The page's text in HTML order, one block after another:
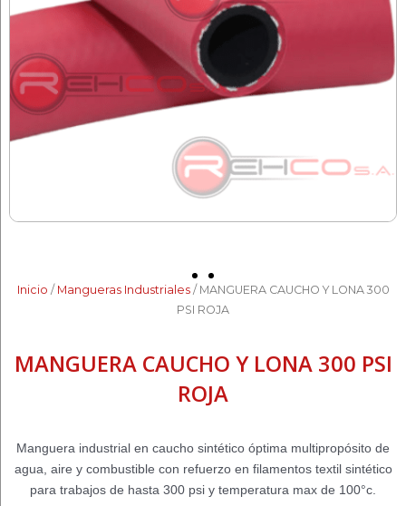
Inicio / Mangueras Industriales/ MANGUERA CAUCHO Y LONA 300
PSI ROJA
MANGUERA CAUCHO Y LONA 300 PSI
ROJA
Manguera industrial en caucho sintético óptima multipropósito de
agua, aire y combustible con refuerzo en filamentos textil sintético
para trabajos de hasta 300 psi y temperatura max de 100°c.